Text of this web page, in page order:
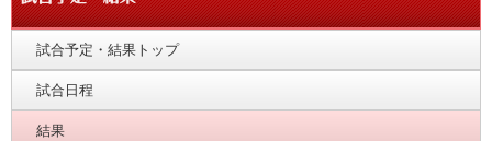
試合予定・結果トップ
試合日程
結果